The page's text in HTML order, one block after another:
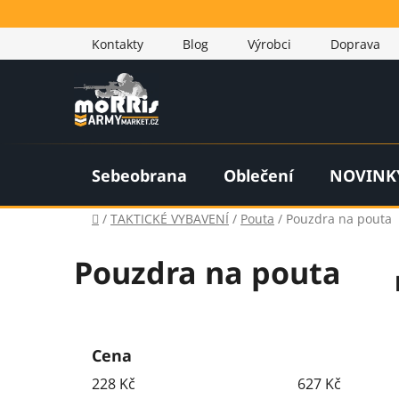
na
Kontakty
Blog Výrobci Doprava
Sebeobrana Oblečení
Domů
/ TAKTICKÉ VYBAVENÍ / Pouta / Pouzdra na pouta
Pouzdra na pouta
Cena
228 Kč 627 Kč